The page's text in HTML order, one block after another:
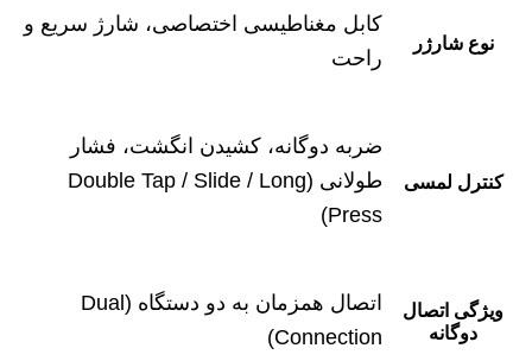
نوع شارژر
کابل مغناطیسی اختصاصی، شارژ سریع و
راحت
کنترل لمسی
ضربه دوگانه، کشیدن انگشت، فشار
طولانی (Double Tap / Slide / Long
Press)
ویژگی اتصال
دوگانه
اتصال همزمان به دو دستگاه (Dual
Connection)